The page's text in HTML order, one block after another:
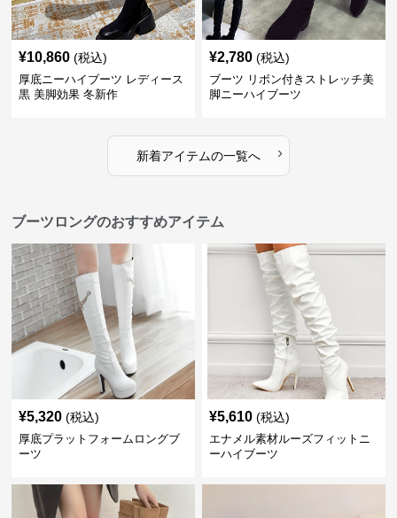
¥10,860 (税込)
厚底ニーハイブーツ レディース
黒 美脚効果 冬新作
¥2,780 (税込)
ブーツ リボン付きストレッチ美
脚ニーハイブーツ
新着アイテムの一覧へ ›
ブーツロングのおすすめアイテム
¥5,320 (税込)
厚底プラットフォームロングブ
ーツ
¥5,610 (税込)
エナメル素材ルーズフィットニ
ーハイブーツ